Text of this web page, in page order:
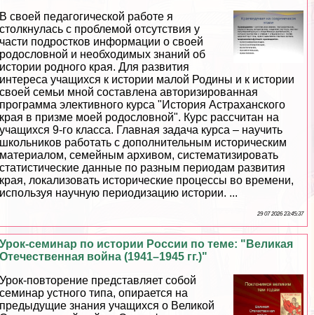
В своей педагогической работе я
столкнулась с проблемой отсутствия у
части подростков информации о своей
родословной и необходимых знаний об
истории родного края. Для развития
интереса учащихся к истории малой Родины и к истории
своей семьи мной составлена авторизированная
программа элективного курса "История Астpaxaнского
края в призме моей родословной". Курс рассчитан на
учащихся 9-го класса. Главная задача курса – научить
школьников работать с дополнительным историческим
материалом, семейным архивом, систематизировать
статистические данные по разным периодам развития
края, локализовать исторические процессы во времени,
используя научную периодизацию истории. ...
29 07 2026 23:45:37
Урок-семинар по истории России по теме: "Великая
Отечественная война (1941–1945 гг.)"
Урок-повторение представляет собой
семинар устного типа, опирается на
предыдущие знания учащихся о Великой